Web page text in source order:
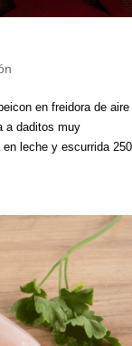
en freidora de aire
a daditos muy
leche y escurrida 250